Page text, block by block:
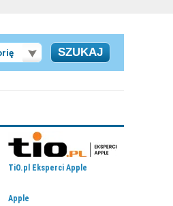
TiO.pl Eksperci Apple
Apple